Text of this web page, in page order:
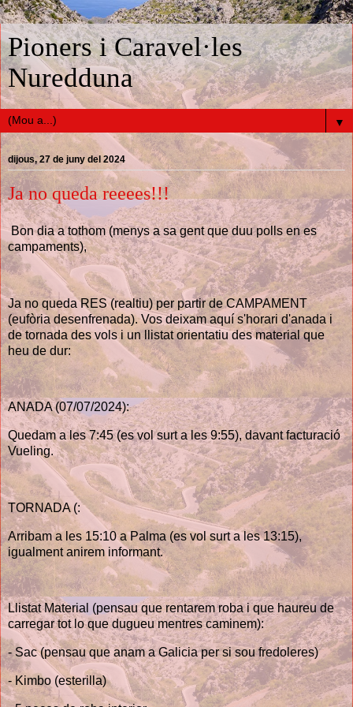
Pioners i Caravel·les
Nuredduna
▼
dijous, 27 de juny del 2024
Ja no queda reeees!!!
Bon dia a tothom (menys a sa gent que duu polls en es
campaments),
Ja no queda RES (realtiu) per partir de CAMPAMENT
(eufòria desenfrenada). Vos deixam aquí s'horari d'anada i
de tornada des vols i un llistat orientatiu des material que
heu de dur:
ANADA (07/07/2024):
Quedam a les 7:45 (es vol surt a les 9:55), davant facturació
Vueling.
TORNADA (:
Arribam a les 15:10 a Palma (es vol surt a les 13:15),
igualment anirem informant.
Llistat Material (pensau que rentarem roba i que haureu de
carregar tot lo que dugueu mentres caminem):
- Sac (pensau que anam a Galicia per si sou fredoleres)
- Kimbo (esterilla)